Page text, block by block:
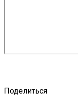
Поделиться